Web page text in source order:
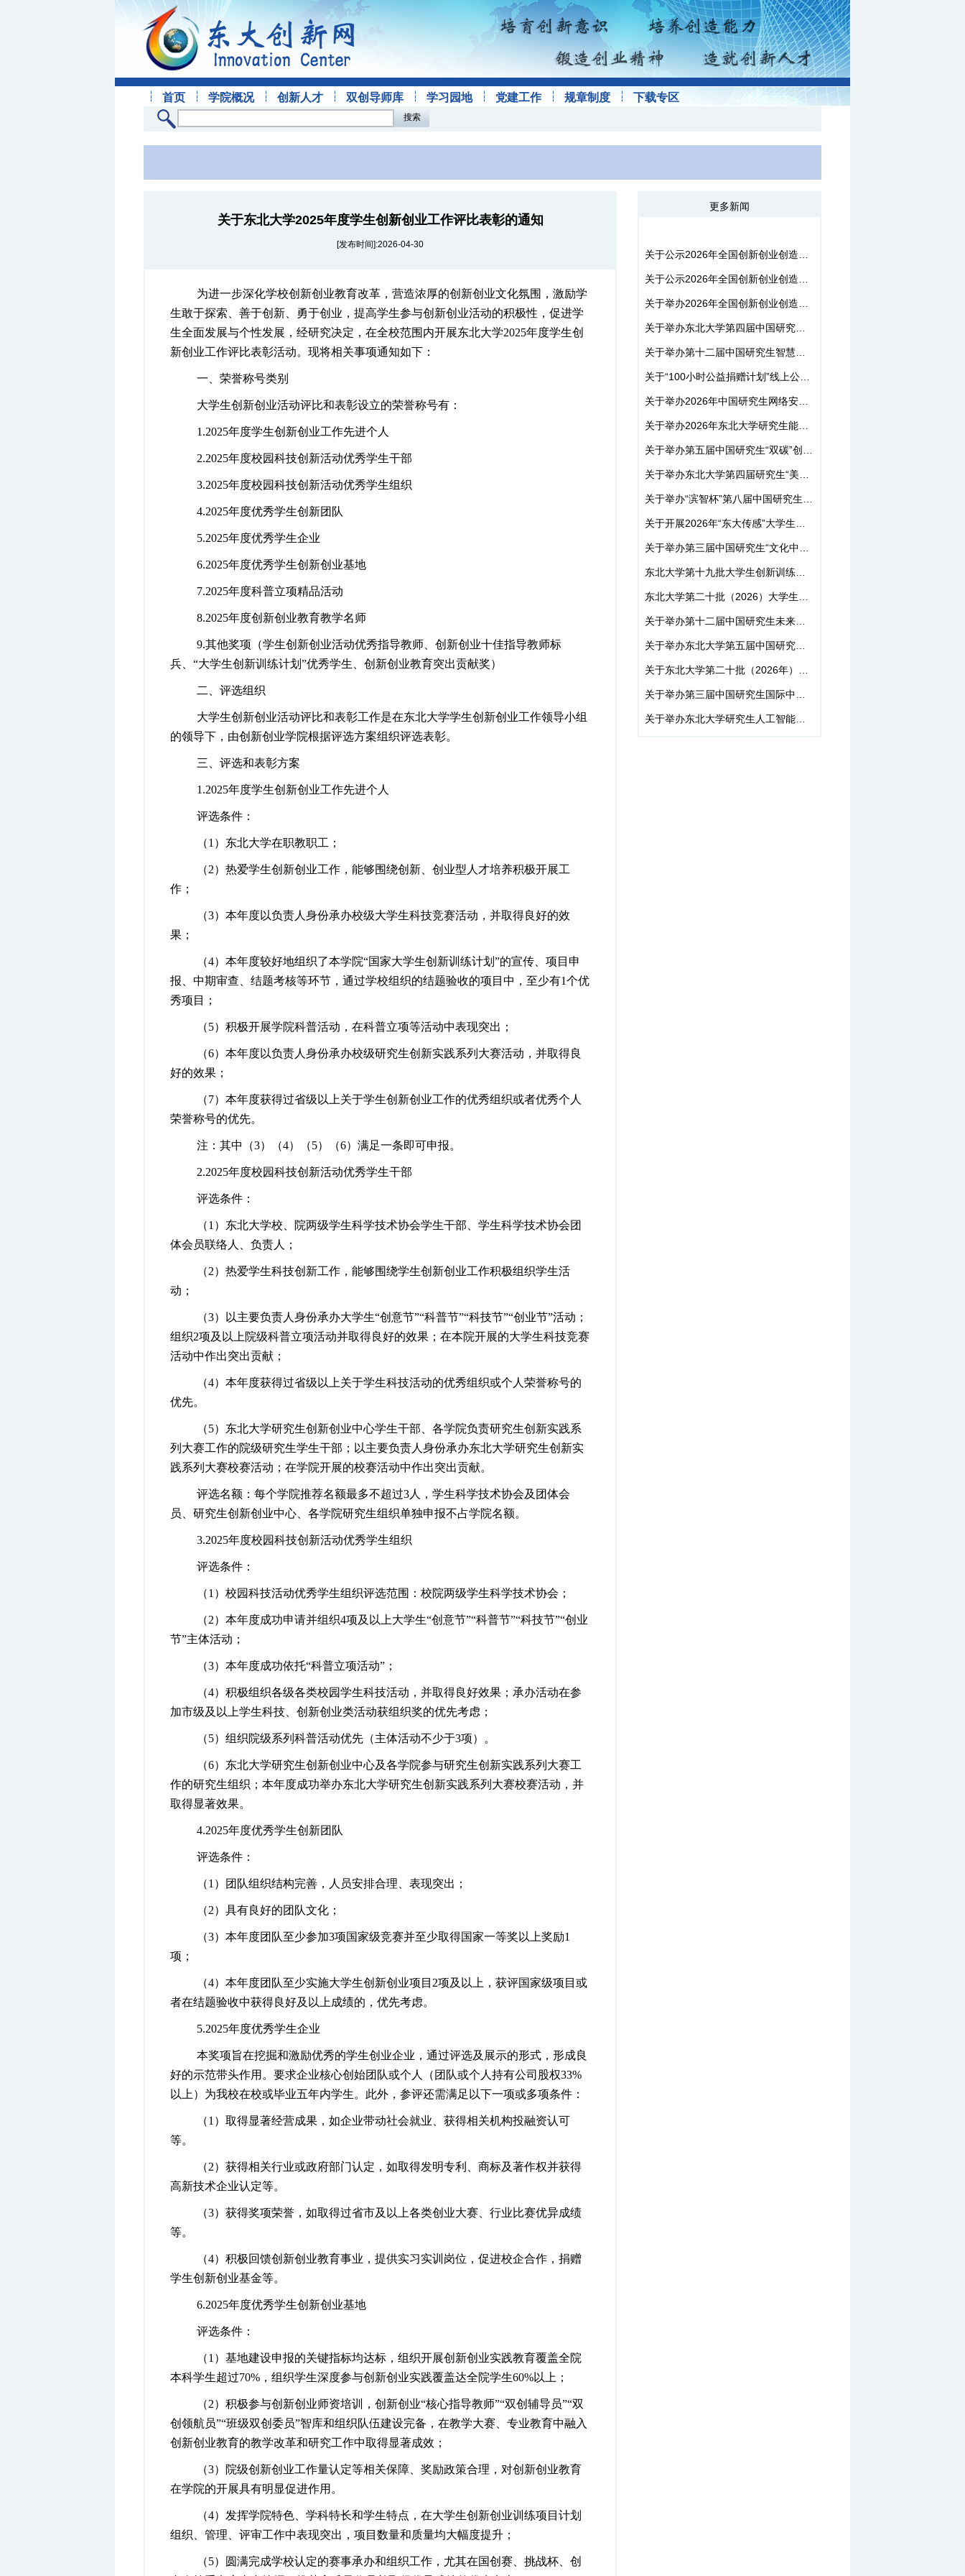
首页 学院概况 创新人才 双创导师库 学习园地 党建工作 规章制度 下载专区
搜索
更多新闻
关于东北大学2025年度学生创新创业工作评比表彰的通知
[发布时间]:2026-04-30
为进一步深化学校创新创业教育改革，营造浓厚的创新创业文化氛围，激励学
生敢于探索、善于创新、勇于创业，提高学生参与创新创业活动的积极性，促进学
生全面发展与个性发展，经研究决定，在全校范围内开展东北大学2025年度学生创
新创业工作评比表彰活动。现将相关事项通知如下：
一、荣誉称号类别
大学生创新创业活动评比和表彰设立的荣誉称号有：
1.2025年度学生创新创业工作先进个人
2.2025年度校园科技创新活动优秀学生干部
3.2025年度校园科技创新活动优秀学生组织
4.2025年度优秀学生创新团队
5.2025年度优秀学生企业
6.2025年度优秀学生创新创业基地
7.2025年度科普立项精品活动
8.2025年度创新创业教育教学名师
9.其他奖项（学生创新创业活动优秀指导教师、创新创业十佳指导教师标
兵、“大学生创新训练计划”优秀学生、创新创业教育突出贡献奖）
二、评选组织
大学生创新创业活动评比和表彰工作是在东北大学学生创新创业工作领导小组
的领导下，由创新创业学院根据评选方案组织评选表彰。
三、评选和表彰方案
1.2025年度学生创新创业工作先进个人
评选条件：
（1 ）东北大学在职教职工；
（2）热爱学生创新创业工作，能够围绕创新、创业型人才培养积极开展工
作；
（3）本年度以负责人身份承办校级大学生科技竞赛活动，并取得良好的效
果；
（4）本年度较好地组织了本学院“国家大学生创新训练计划”的宣传、项目申
报、中期审查、结题考核等环节，通过学校组织的结题验收的项目中，至少有1个优
秀项目；
（5）积极开展学院科普活动，在科普立项等活动中表现突出；
（6）本年度以负责人身份承办校级研究生创新实践系列大赛活动，并取得良
好的效果；
（7）本年度获得过省级以上关于学生创新创业工作的优秀组织或者优秀个人
荣誉称号的优先。
注：其中（3）（4）（5） （6）满足一条即可申报。
2.2025年度校园科技创新活动优秀学生干部
评选条件：
（1 ）东北大学校、院两级学生科学技术协会学生干部、学生科学技术协会团
体会员联络人、负责人；
（2）热爱学生科技创新工作，能够围绕学生创新创业工作积极组织学生活
动；
（3）以主要负责人身份承办大学生“创意节”“科普节”“科技节”“创业节”活动；
组织2项及以上院级科普立项活动并取得良好的效果；在本院开展的大学生科技竞赛
活动中作出突出贡献；
（4）本年度获得过省级以上关于学生科技活动的优秀组织或个人荣誉称号的
优先。
（5）东北大学研究生创新创业中心学生干部、各学院负责研究生创新实践系
列大赛工作的院级研究生学生干部；以主要负责人身份承办东北大学研究生创新实
践系列大赛校赛活动；在学院开展的校赛活动中作出突出贡献。
评选名额：每个学院推荐名额最多不超过3人，学生科学技术协会及团体会
员、研究生创新创业中心、各学院研究生组织单独申报不占学院名额。
3.2025年度校园科技创新活动优秀学生组织
评选条件：
（1 ）校园科技活动优秀学生组织评选范围：校院两级学生科学技术协会；
（2）本年度成功申请并组织4项及以上大学生“创意节”“科普节”“科技节”“创业
节”主体活动；
（3）本年度成功依托“科普立项活动”；
（4）积极组织各级各类校园学生科技活动，并取得良好效果；承办活动在参
加市级及以上学生科技、创新创业类活动获组织奖的优先考虑；
（5）组织院级系列科普活动优先（主体活动不少于3项）。
（6）东北大学研究生创新创业中心及各学院参与研究生创新实践系列大赛工
作的研究生组织；本年度成功举办东北大学研究生创新实践系列大赛校赛活动，并
取得显著效果。
4.2025年度优秀学生创新团队
评选条件：
（1 ）团队组织结构完善，人员安排合理、表现突出；
（2）具有良好的团队文化；
（3）本年度团队至少参加3项国家级竞赛并至少取得国家一等奖以上奖励1
项；
（4）本年度团队至少实施大学生创新创业项目 2项及以上，获评国家级项目或
者在结题验收中获得良好及以上成绩的，优先考虑。
5.2025年度优秀学生企业
本奖项旨在挖掘和激励优秀的学生创业企业，通过评选及展示的形式，形成良
好的示范带头作用。要求企业核心创始团队或个人（团队或个人持有公司股权33%
以上）为我校在校或毕业五年内学生。此外，参评还需满足以下一项或多项条件：
（1 ）取得显著经营成果，如企业带动社会就业、获得相关机构投融资认可
等。
（2）获得相关行业或政府部门认定，如取得发明专利、商标及著作权并获得
高新技术企业认定等。
（3）获得奖项荣誉，如取得过省市及以上各类创业大赛、行业比赛优异成绩
等。
（4）积极回馈创新创业教育事业，提供实习实训岗位，促进校企合作，捐赠
学生创新创业基金等。
6.2025年度优秀学生创新创业基地
评选条件：
（1 ）基地建设申报的关键指标均达标，组织开展创新创业实践教育覆盖全院
本科学生超过70% ，组织学生深度参与创新创业实践覆盖达全院学生60%以上；
（2）积极参与创新创业师资培训，创新创业“核心指导教师”“双创辅导员”“双
创领航员”“班级双创委员”智库和组织队伍建设完备，在教学大赛、专业教育中融入
创新创业教育的教学改革和研究工作中取得显著成效；
（3）院级创新创业工作量认定等相关保障、奖励政策合理，对创新创业教育
在学院的开展具有明显促进作用。
（4）发挥学院特色、学科特长和学生特点，在大学生创新创业训练项目计划
组织、管理、评审工作中表现突出，项目数量和质量均大幅度提升；
（5）圆满完成学校认定的赛事承办和组织工作，尤其在国创赛、挑战杯、创